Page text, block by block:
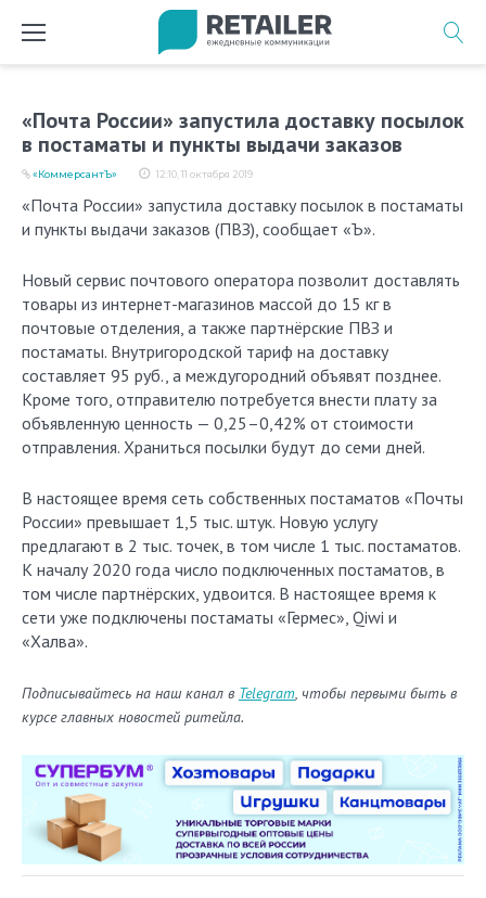
«Почта России» запустила доставку посылок
в постаматы и пункты выдачи заказов
12:10, 11 октября 2019
«КоммерсантЪ»
«Почта России» запустила доставку посылок в постаматы
и пункты выдачи заказов (ПВЗ), сообщает «Ъ».
Новый сервис почтового оператора позволит доставлять
товары из интернет-магазинов массой до 15 кг в
почтовые отделения, а также партнёрские ПВЗ и
постаматы. Внутригородской тариф на доставку
составляет 95 руб., а междугородний объявят позднее.
Кроме того, отправителю потребуется внести плату за
объявленную ценность — 0,25–0,42% от стоимости
отправления. Храниться посылки будут до семи дней.
В настоящее время сеть собственных постаматов «Почты
России» превышает 1,5 тыс. штук. Новую услугу
предлагают в 2 тыс. точек, в том числе 1 тыс. постаматов.
К началу 2020 года число подключенных постаматов, в
том числе партнёрских, удвоится. В настоящее время к
сети уже подключены постаматы «Гермес», Qiwi и
«Халва».
Подписывайтесь на наш канал в Telegram, чтобы первыми быть в
курсе главных новостей ритейла.